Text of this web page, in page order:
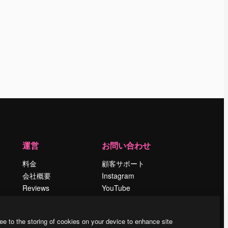
運営
料金
会社概要
Reviews
ブログ
お問い合わせ
顧客サポート
Instagram
YouTube
Discord
to the storing of cookies on your device to enhance site